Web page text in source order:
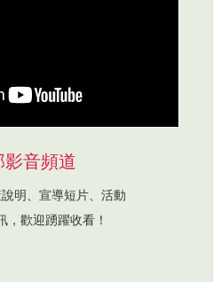
影音頻道
明、宣導短片、活動
，歡迎踴躍收看！